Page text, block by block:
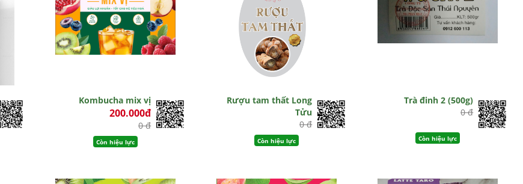
Kombucha mix vị
200.000đ
0 đ
Còn hiệu lực
Rượu tam thất Long
Tửu
0 đ
Còn hiệu lực
Trà đinh 2 (500g)
0 đ
Còn hiệu lực